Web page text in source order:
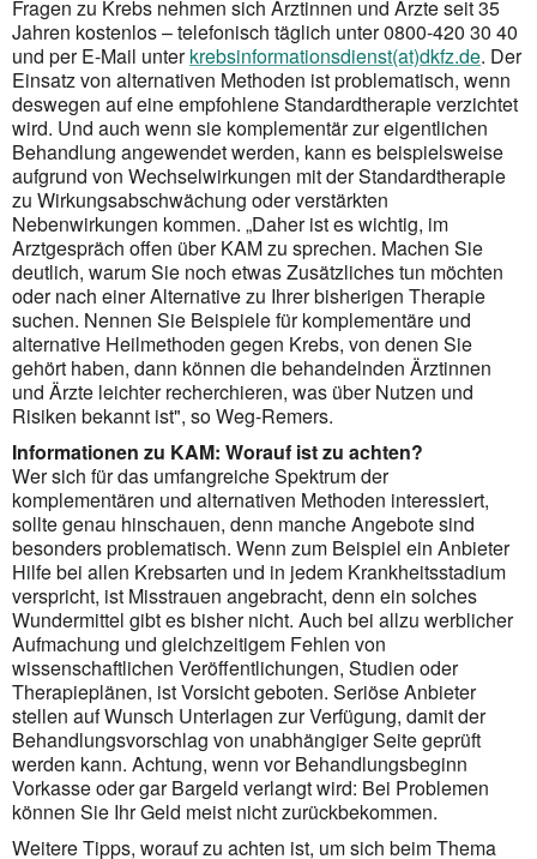
Fragen zu Krebs nehmen sich Ärztinnen und Ärzte seit 35
Jahren kostenlos – telefonisch täglich unter 0800-420 30 40
und per E-Mail unterkrebsinformationsdienst(at)dkfz.de. Der
Einsatz von alternativen Methoden ist problematisch, wenn
deswegen auf eine empfohlene Standardtherapie verzichtet
wird. Und auch wenn sie komplementär zur eigentlichen
Behandlung angewendet werden, kann es beispielsweise
aufgrund von Wechselwirkungen mit der Standardtherapie
zu Wirkungsabschwächung oder verstärkten
Nebenwirkungen kommen. „Daher ist es wichtig, im
Arztgespräch offen über KAM zu sprechen. Machen Sie
deutlich, warum Sie noch etwas Zusätzliches tun möchten
oder nach einer Alternative zu Ihrer bisherigen Therapie
suchen. Nennen Sie Beispiele für komplementäre und
alternative Heilmethoden gegen Krebs, von denen Sie
gehört haben, dann können die behandelnden Ärztinnen
und Ärzte leichter recherchieren, was über Nutzen und
Risiken bekannt ist", so Weg-Remers.
Informationen zu KAM: Worauf ist zu achten?
Wer sich für das umfangreiche Spektrum der
komplementären und alternativen Methoden interessiert,
sollte genau hinschauen, denn manche Angebote sind
besonders problematisch. Wenn zum Beispiel ein Anbieter
Hilfe bei allen Krebsarten und in jedem Krankheitsstadium
verspricht, ist Misstrauen angebracht, denn ein solches
Wundermittel gibt es bisher nicht. Auch bei allzu werblicher
Aufmachung und gleichzeitigem Fehlen von
wissenschaftlichen Veröffentlichungen, Studien oder
Therapieplänen, ist Vorsicht geboten. Seriöse Anbieter
stellen auf Wunsch Unterlagen zur Verfügung, damit der
Behandlungsvorschlag von unabhängiger Seite geprüft
werden kann. Achtung, wenn vor Behandlungsbeginn
Vorkasse oder gar Bargeld verlangt wird: Bei Problemen
können Sie Ihr Geld meist nicht zurückbekommen.
Weitere Tipps, worauf zu achten ist, um sich beim Thema